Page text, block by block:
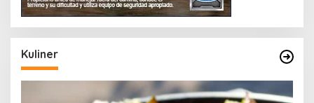
Kuliner